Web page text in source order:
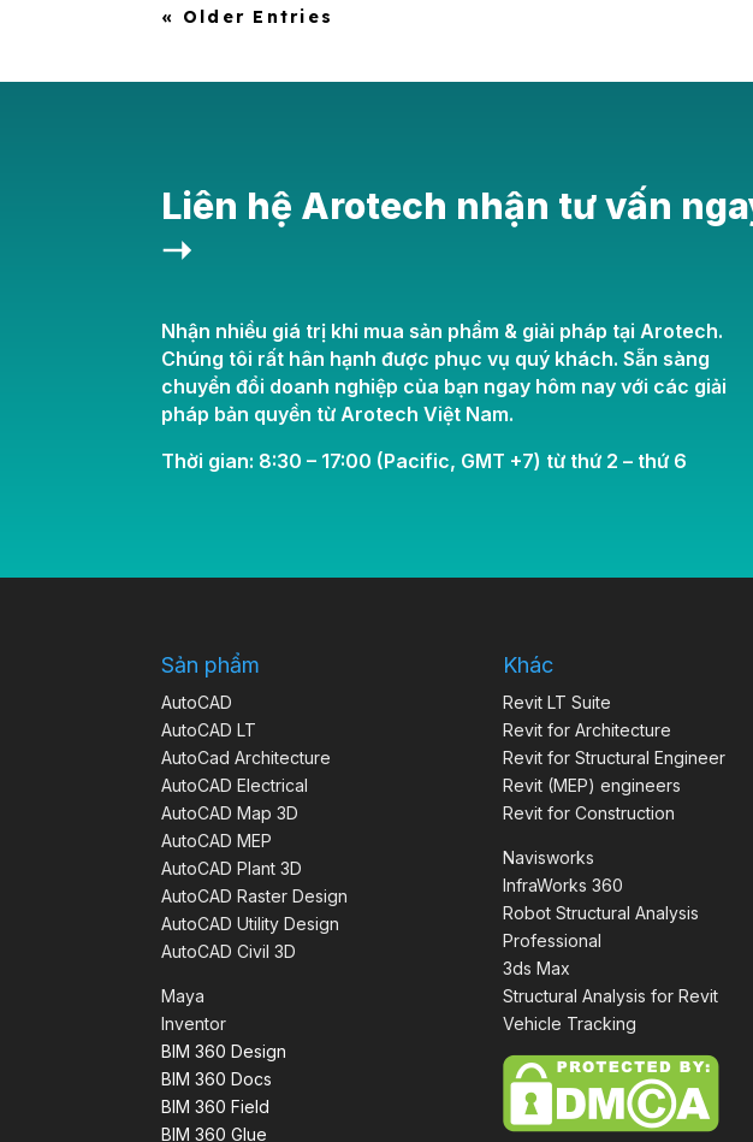
« Older Entries
Liên hệ Arotech nhận tư vấn
➝
Nhận nhiều giá trị khi mua sản phẩm & giải pháp tại Arotech.
Chúng tôi rất hân hạnh được phục vụ quý khách. Sẵn sàng
chuyển đổi doanh nghiệp của bạn ngay hôm nay với các giải
pháp bản quyền từ Arotech Việt Nam.
Thời gian: 8:30 – 17:00 (Pacific, GMT +7) từ thứ 2 – thứ 6
Sản phẩm
AutoCAD
AutoCAD LT
AutoCad Architecture
AutoCAD Electrical
AutoCAD Map 3D
AutoCAD MEP
AutoCAD Plant 3D
AutoCAD Raster Design
AutoCAD Utility Design
AutoCAD Civil 3D
Maya
Inventor
BIM 360 Design
BIM 360 Docs
BIM 360 Field
BIM 360 Glue
Khác
Revit LT Suite
Revit for Architecture
Revit for Structural Engineer
Revit (MEP) engineers
Revit for Construction
Navisworks
InfraWorks 360
Robot Structural Analysis
Professional
3ds Max
Structural Analysis for Revit
Vehicle Tracking